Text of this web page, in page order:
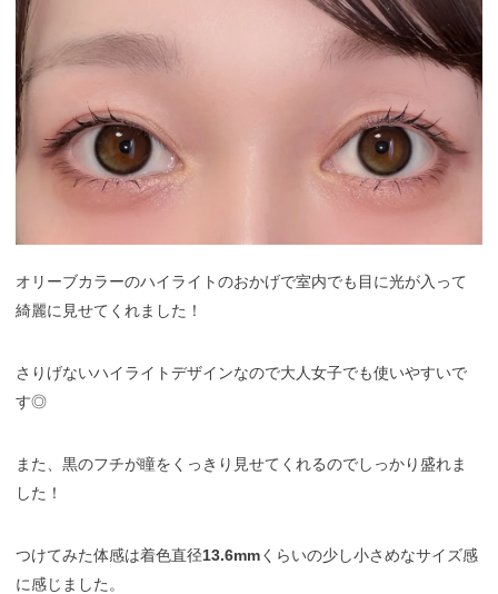
オリーブカラーのハイライトのおかげで室内でも目に光が入って
綺麗に見せてくれました！
さりげないハイライトデザインなので大人女子でも使いやすいで
す◎
また、黒のフチが瞳をくっきり見せてくれるのでしっかり盛れま
した！
つけてみた体感は着色直径13.6mmくらいの少し小さめなサイズ感
に感じました。